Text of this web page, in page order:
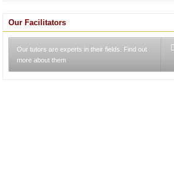
Our Facilitators
Our tutors are experts in their fields. Find out
more about them